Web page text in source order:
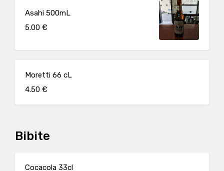
Asahi 500mL
5.00 €
Moretti 66 cL
4.50 €
Bibite
Cocacola 33cl